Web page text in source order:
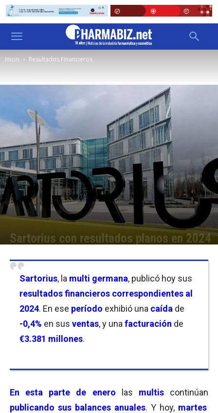
Inicio Resultados Financieros
Sartorius con resultados planos en 2024
Sartorius, la multi germana, publicó hoy sus
resultados financieros correspondientes al
2024. En ese período exhibió una caída de
-0,4% en sus ventas, y una facturación de
€3.381 millones.
En esta parte de enero las multiscontinúan
publicando sus balances anuales. Y hoy, martes